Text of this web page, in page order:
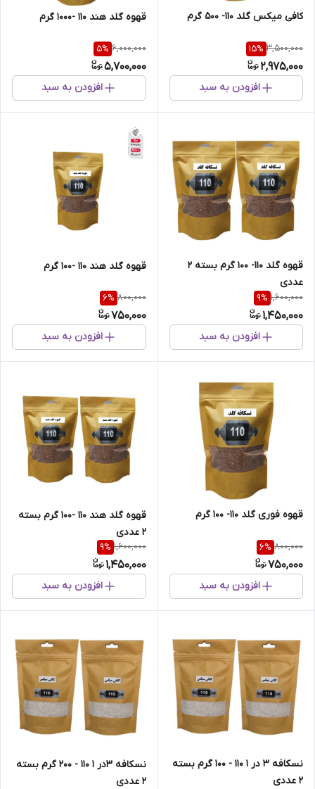
کافی میکس گلد 110- 500 گرم
3,500,000
15%
2,975,000
افزودن به سبد
قهوه گلد هند 110 -1000 گرم
6,000,000
5%
5,700,000
افزودن به سبد
قهوه گلد 110- 100 گرم بسته 2
عددی
1,600,000
9%
1,450,000
افزودن به سبد
قهوه گلد هند 110 -100 گرم
800,000
6%
750,000
افزودن به سبد
قهوه فوری گلد 110- 100 گرم
800,000
6%
750,000
افزودن به سبد
قهوه گلد هند 110 -100 گرم بسته
2 عددی
1,600,000
9%
1,450,000
افزودن به سبد
نسکافه 3 در 1 110 - 100 گرم بسته
2 عددی
نسکافه 3در 1 110 - 200 گرم بسته
2 عددی